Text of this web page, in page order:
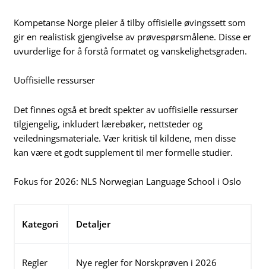
Kompetanse Norge pleier å tilby offisielle øvingssett som
gir en realistisk gjengivelse av prøvespørsmålene. Disse er
uvurderlige for å forstå formatet og vanskelighetsgraden.
Uoffisielle ressurser
Det finnes også et bredt spekter av uoffisielle ressurser
tilgjengelig, inkludert lærebøker, nettsteder og
veiledningsmateriale. Vær kritisk til kildene, men disse
kan være et godt supplement til mer formelle studier.
Fokus for 2026: NLS Norwegian Language School i Oslo
Kategori Detaljer
Regler Nye regler for Norskprøven i 2026